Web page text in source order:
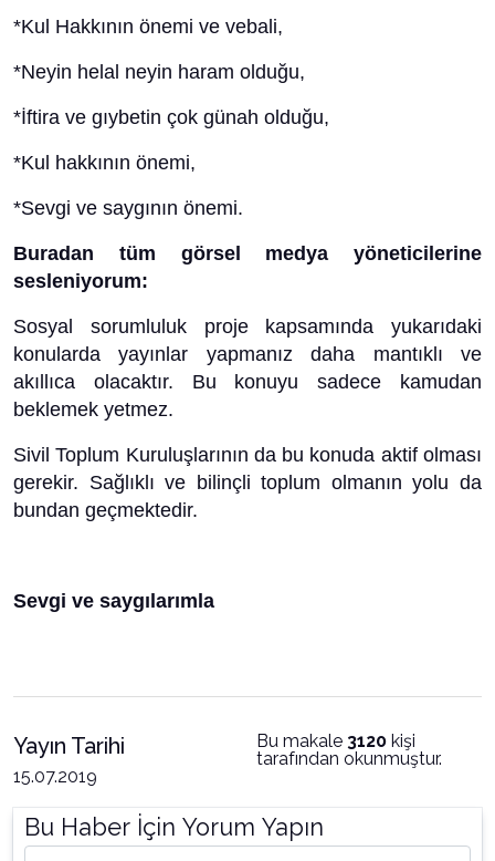
*Kul Hakkının önemi ve vebali,
*Neyin helal neyin haram olduğu,
*İftira ve gıybetin çok günah olduğu,
*Kul hakkının önemi,
*Sevgi ve saygının önemi.
Buradan tüm görsel medya yöneticilerine
sesleniyorum:
Sosyal sorumluluk proje kapsamında yukarıdaki
konularda yayınlar yapmanız daha mantıklı ve
akıllıca olacaktır. Bu konuyu sadece kamudan
beklemek yetmez.
Sivil Toplum Kuruluşlarının da bu konuda aktif olması
gerekir. Sağlıklı ve bilinçli toplum olmanın yolu da
bundan geçmektedir.
Sevgi ve saygılarımla
Yayın Tarihi
15.07.2019
Bu makale 3120 kişi
tarafından okunmuştur.
Bu Haber İçin Yorum Yapın